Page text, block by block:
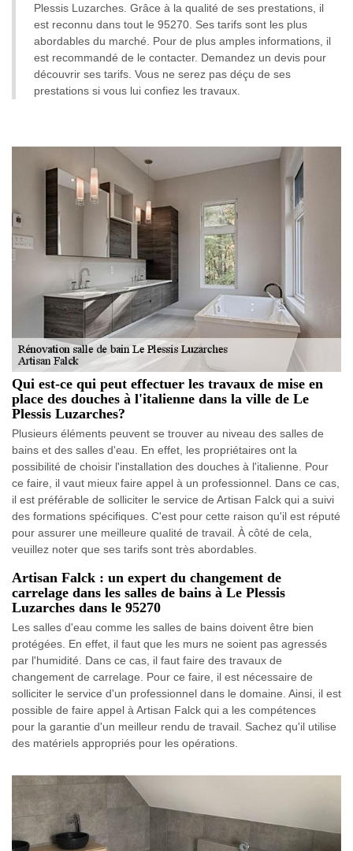
Plessis Luzarches. Grâce à la qualité de ses prestations, il
est reconnu dans tout le 95270. Ses tarifs sont les plus
abordables du marché. Pour de plus amples informations, il
est recommandé de le contacter. Demandez un devis pour
découvrir ses tarifs. Vous ne serez pas déçu de ses
prestations si vous lui confiez les travaux.
Qui est-ce qui peut effectuer les travaux de mise en
place des douches à l'italienne dans la ville de Le
Plessis Luzarches?
Plusieurs éléments peuvent se trouver au niveau des salles de
bains et des salles d'eau. En effet, les propriétaires ont la
possibilité de choisir l'installation des douches à l'italienne. Pour
ce faire, il vaut mieux faire appel à un professionnel. Dans ce cas,
il est préférable de solliciter le service de Artisan Falck qui a suivi
des formations spécifiques. C'est pour cette raison qu'il est réputé
pour assurer une meilleure qualité de travail. À côté de cela,
veuillez noter que ses tarifs sont très abordables.
Artisan Falck : un expert du changement de
carrelage dans les salles de bains à Le Plessis
Luzarches dans le 95270
Les salles d'eau comme les salles de bains doivent être bien
protégées. En effet, il faut que les murs ne soient pas agressés
par l'humidité. Dans ce cas, il faut faire des travaux de
changement de carrelage. Pour ce faire, il est nécessaire de
solliciter le service d'un professionnel dans le domaine. Ainsi, il est
possible de faire appel à Artisan Falck qui a les compétences
pour la garantie d'un meilleur rendu de travail. Sachez qu'il utilise
des matériels appropriés pour les opérations.